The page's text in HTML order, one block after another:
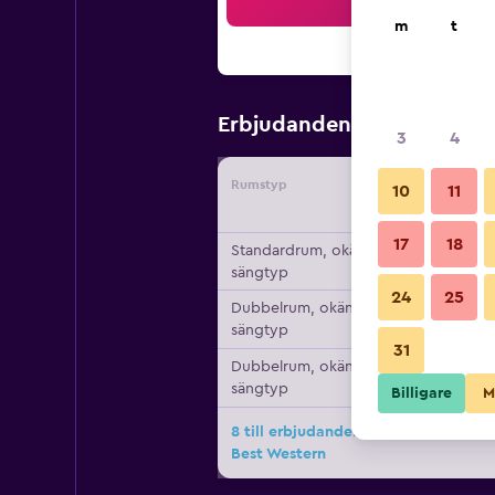
Erbjudanden från
Rumstyp
Standardrum, okänd
sängtyp
Dubbelrum, okänd
sängtyp
Dubbelrum, okänd
sängtyp
8 till erbjudanden för
Best Western
m t
3 4
10 11
17 18
24 25
31
Billigare